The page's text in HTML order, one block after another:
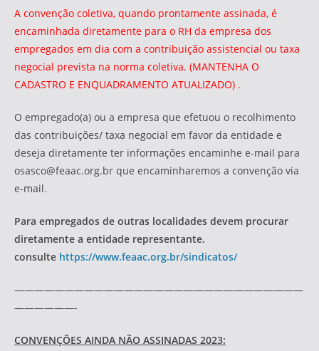
A convenção coletiva, quando prontamente assinada, é
encaminhada diretamente para o RH da empresa dos
empregados em dia com a contribuição assistencial ou taxa
negocial prevista na norma coletiva. (MANTENHA O
CADASTRO E ENQUADRAMENTO ATUALIZADO) .
O empregado(a) ou a empresa que efetuou o recolhimento
das contribuições/ taxa negocial em favor da entidade e
deseja diretamente ter informações encaminhe e-mail para
osasco@feaac.org.br que encaminharemos a convenção via
e-mail.
Para empregados de outras localidades devem procurar
diretamente a entidade representante.
consulte https://www.feaac.org.br/sindicatos/
—————————————————————————————
——————-
CONVENÇÕES AINDA NÃO ASSINADAS 2023: